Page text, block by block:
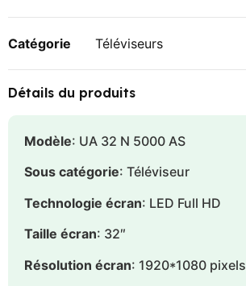
Catégorie Téléviseurs
Détails du produits
Modèle: UA 32 N 5000 AS
Sous catégorie: Téléviseur
Technologie écran: LED Full HD
Taille écran: 32″
Résolution écran: 1920*1080 pixels